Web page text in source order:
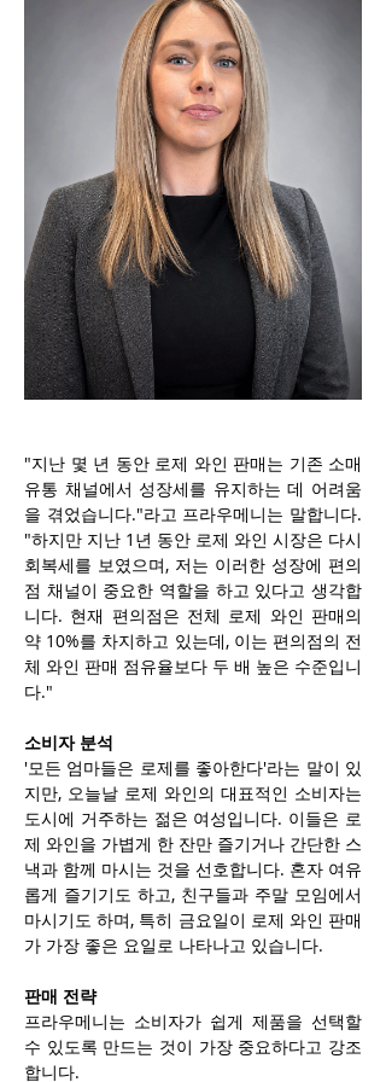
"지난 몇 년 동안 로제 와인 판매는 기존 소매
유통 채널에서 성장세를 유지하는 데 어려움
을 겪었습니다."라고 프라우메니는 말합니다.
"하지만 지난 1년 동안 로제 와인 시장은 다시
회복세를 보였으며, 저는 이러한 성장에 편의
점 채널이 중요한 역할을 하고 있다고 생각합
니다. 현재 편의점은 전체 로제 와인 판매의
약 10%를 차지하고 있는데, 이는 편의점의 전
체 와인 판매 점유율보다 두 배 높은 수준입니
다."
소비자 분석
'모든 엄마들은 로제를 좋아한다'라는 말이 있
지만, 오늘날 로제 와인의 대표적인 소비자는
도시에 거주하는 젊은 여성입니다. 이들은 로
제 와인을 가볍게 한 잔만 즐기거나 간단한 스
낵과 함께 마시는 것을 선호합니다. 혼자 여유
롭게 즐기기도 하고, 친구들과 주말 모임에서
마시기도 하며, 특히 금요일이 로제 와인 판매
가 가장 좋은 요일로 나타나고 있습니다.
판매 전략
프라우메니는 소비자가 쉽게 제품을 선택할
수 있도록 만드는 것이 가장 중요하다고 강조
합니다.